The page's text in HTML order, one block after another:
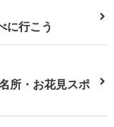
に行こう
所・お花見スポ